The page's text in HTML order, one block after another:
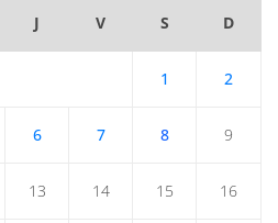
J V S D
1 2
6 7 8 9
13 14 15 16